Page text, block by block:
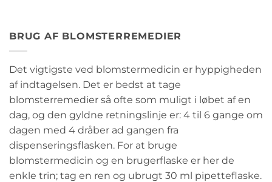
BRUG AF BLOMSTERREMEDIER
Det vigtigste ved blomstermedicin er hyppigheden
af indtagelsen. Det er bedst at tage
blomsterremedier så ofte som muligt i løbet af en
dag, og den gyldne retningslinje er: 4 til 6 gange om
dagen med 4 dråber ad gangen fra
dispenseringsflasken. For at bruge
blomstermedicin og en brugerflaske er her de
enkle trin; tag en ren og ubrugt 30 ml pipetteflaske.